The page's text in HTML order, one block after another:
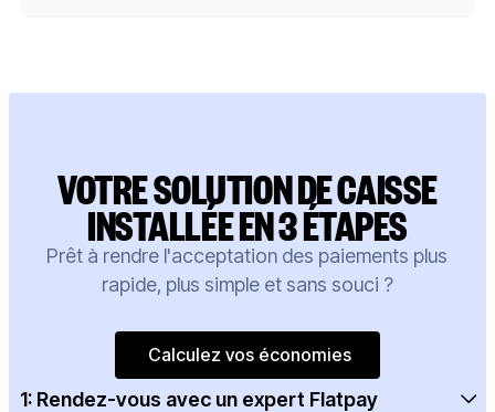
VOTRE SOLUTION DE CAISSE
INSTALLÉE EN 3 ÉTAPES
Prêt à rendre l'acceptation des paiements plus
rapide, plus simple et sans souci ?
Calculez vos économies
Calculez vos économies
1: Rendez-vous avec un expert Flatpay